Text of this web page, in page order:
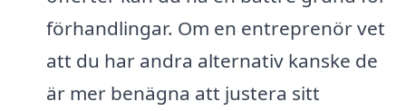
förhandlingar. Om en entreprenör vet
att du har andra alternativ kanske de
är mer benägna att justera sitt